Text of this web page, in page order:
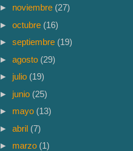
► noviembre (27)
►octubre (16)
►septiembre (19)
►agosto (29)
► julio (19)
► junio (25)
► mayo (13)
►abril (7)
► marzo (1)